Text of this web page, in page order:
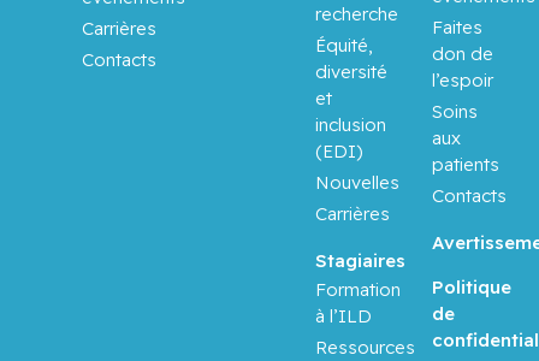
John
Carrières
Contacts
Stagiaires
Formation
à l’ILD
Ressources
recherche
Équité,
diversité
et
inclusion
(EDI)
Nouvelles
Carrières
Faites
don de
l’espoir
Soins
aux
patients
Contacts
Politique
de